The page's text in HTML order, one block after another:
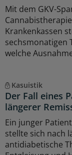
Mit dem GKV-
Krankenkassen
sechsmonatigen
welche
Kasuistik
Der Fall eines
längerer
Ein junger
stellte sich nach
antidiabetische